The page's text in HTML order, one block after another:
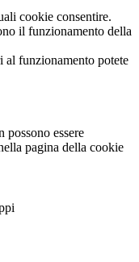
cookie consentire.
il funzionamento della
al funzionamento potete
possono essere
pagina della cookie